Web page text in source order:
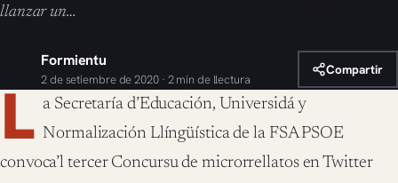
llanzar un…
Formientu
2 de setiembre de 2020 · 2 min de llectura
Compartir
L a Secretaría d’Educación, Universidá y
Normalización Llíngüística de la FSA PSOE
convoca’l tercer Concursu de microrrellatos en Twitter